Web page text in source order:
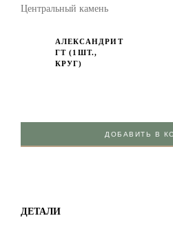
Центральный камень
АЛЕКСАНДРИТ
ГТ (1ШТ.,
КРУГ)
ДОБАВИТЬ В
ДЕТАЛИ